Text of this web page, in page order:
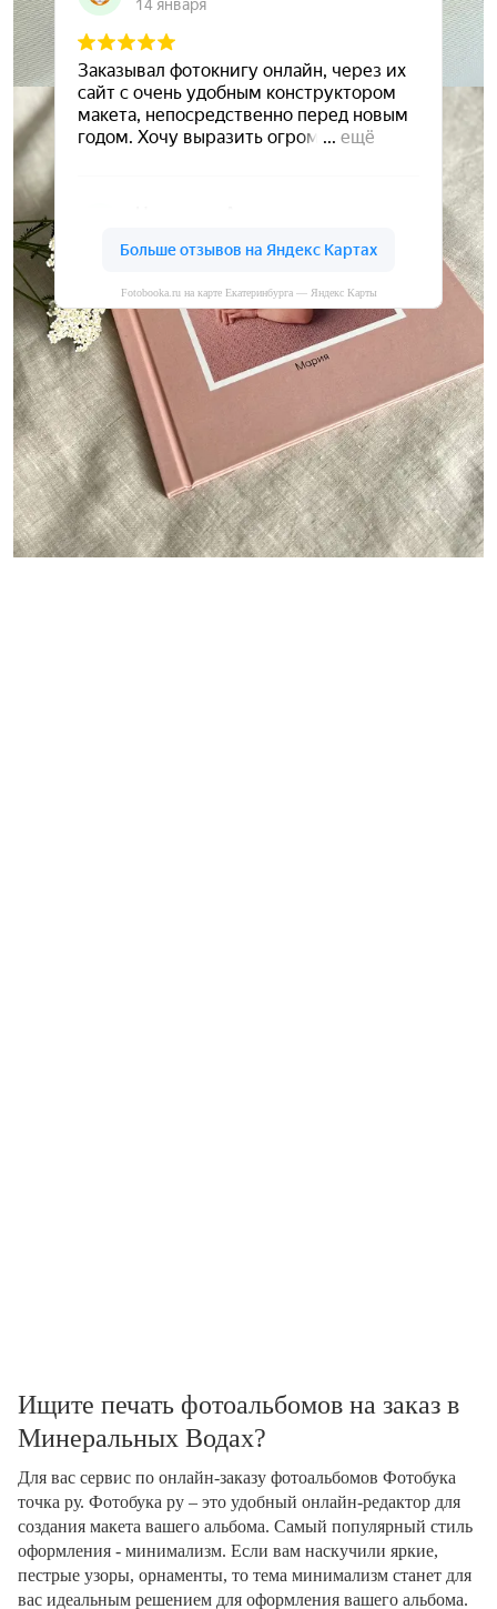
Fotobooka.ru на карте Екатеринбурга — Яндекс Карты
Сохраните ваши воспоминания
А мы вам в этом поможем
Ищите печать фотоальбомов на заказ в
Минеральных Водах?
Для вас сервис по онлайн-заказу фотоальбомов Фотобука
точка ру. Фотобука ру – это удобный онлайн-редактор для
создания макета вашего альбома. Самый популярный стиль
оформления - минимализм. Если вам наскучили яркие,
пестрые узоры, орнаменты, то тема минимализм станет для
вас идеальным решением для оформления вашего альбома.